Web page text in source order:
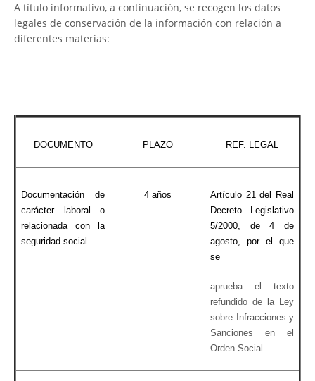
A título informativo, a continuación, se recogen los datos
legales de conservación de la información con relación a
diferentes materias:
DOCUMENTO PLAZO REF. LEGAL
Documentación de
carácter laboral o
relacionada con la
seguridad social
4 años
Artículo 21 del Real
Decreto Legislativo
5/2000, de 4 de
agosto, por el que
se
aprueba el texto
refundido de la Ley
sobre Infracciones y
Sanciones en el
Orden Social